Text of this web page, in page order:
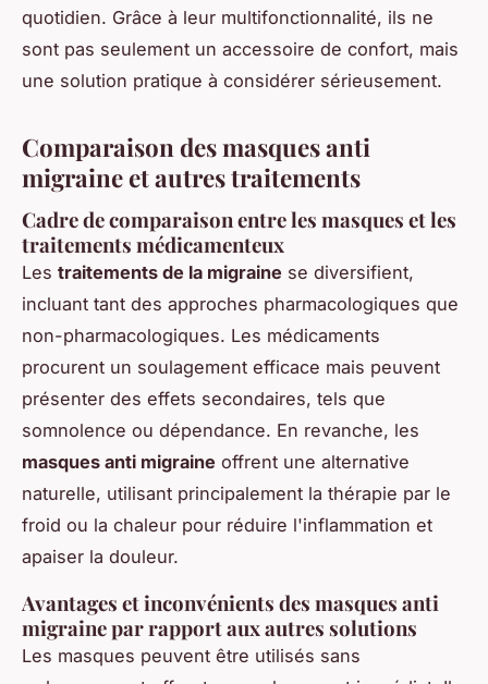
quotidien. Grâce à leur multifonctionnalité, ils ne
sont pas seulement un accessoire de confort, mais
une solution pratique à considérer sérieusement.
Comparaison des masques anti
migraine et autres traitements
Cadre de comparaison entre les masques et les
traitements médicamenteux
Les traitements de la migraine se diversifient,
incluant tant des approches pharmacologiques que
non-pharmacologiques. Les médicaments
procurent un soulagement efficace mais peuvent
présenter des effets secondaires, tels que
somnolence ou dépendance. En revanche, les
masques anti migraine offrent une alternative
naturelle, utilisant principalement la thérapie par le
froid ou la chaleur pour réduire l'inflammation et
apaiser la douleur.
Avantages et inconvénients des masques anti
migraine par rapport aux autres solutions
Les masques peuvent être utilisés sans